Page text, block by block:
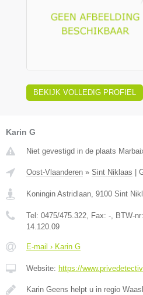
BEKIJK VOLLEDIG PROFIEL
Karin G
Niet gevestigd in de plaats
Oost-Vlaanderen » Sint Niklaas |
Koningin Astridlaan 9100 Sint
Tel: 0475/475.322 , Fax: - , BTW-nr:
14.120.09
E-mail › Karin G
Website: https://
Karin Geens helpt u in regio